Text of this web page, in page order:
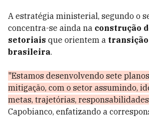
A estratégia ministerial, segundo o
concentra-se ainda na construção
setoriais que orientem a
brasileira.
"Estamos desenvolvendo sete
mitigação, com o setor assumindo,
metas, trajetórias,
Capobianco, enfatizando a